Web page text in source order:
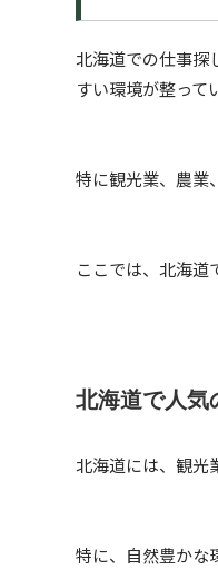
北海道での仕事探
すい環境が整って
特に観光業、農業
ここでは、北海道
北海道で人気
北海道には、観光
特に、自然豊かな